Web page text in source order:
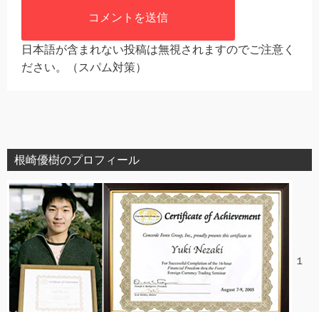
日本語が含まれない投稿は無視されますのでご注意く
ださい。（スパム対策）
根崎優樹のプロフィール
１